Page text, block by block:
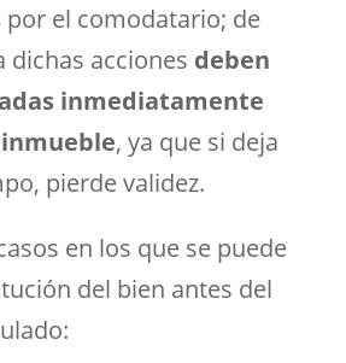
por el comodatario; de
dichas acciones deben
inmediatamente
, ya que si deja
pierde validez.
en los que se puede
del bien antes del